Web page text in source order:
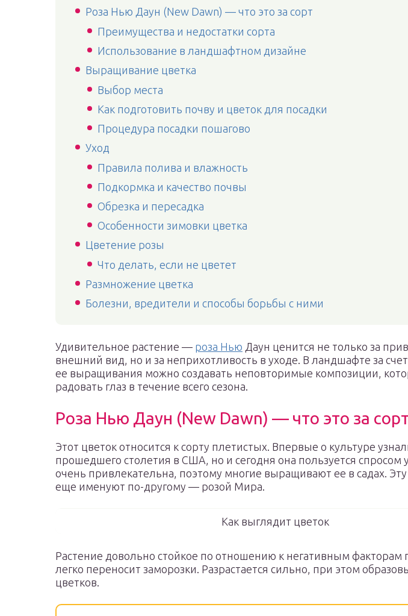
Роза Нью Даун (New Dawn) — что это за сорт
Преимущества и недостатки сорта
Использование в ландшафтном дизайне
Выращивание цветка
Выбор места
Как подготовить почву и цветок для посадки
Процедура посадки пошагово
Уход
Правила полива и влажность
Подкормка и качество почвы
Обрезка и пересадка
Особенности зимовки цветка
Цветение розы
Что делать, если не цветет
Размножение цветка
Болезни, вредители и способы борьбы с ними
Удивительное растение — роза Нью Даун ценится не только за
внешний вид, но и за неприхотливость в уходе. В ландшафте за счет
ее выращивания можно создавать неповторимые композиции,
радовать глаз в течение всего сезона.
Роза Нью Даун (New Dawn) — что это за сорт
Этот цветок относится к сорту плетистых. Впервые о культуре
прошедшего столетия в США, но и сегодня она пользуется спросом
очень привлекательна, поэтому многие выращивают ее в садах.
еще именуют по-другому — розой Мира.
Как выглядит цветок
Растение довольно стойкое по отношению к негативным
легко переносит заморозки. Разрастается сильно, при этом
цветков.